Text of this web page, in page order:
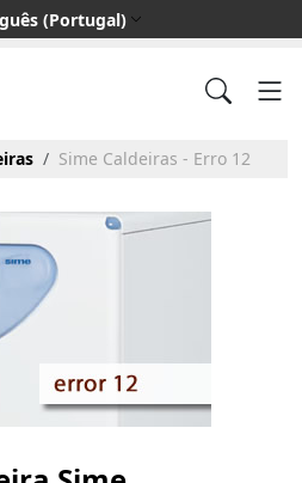
(Portugal)
Sime Caldeiras - Erro 12